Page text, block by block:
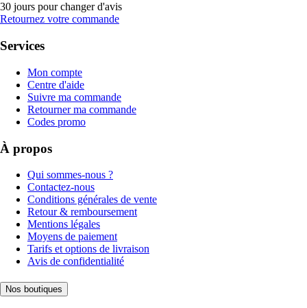
30 jours pour changer d'avis
Retournez votre commande
Services
Mon compte
Centre d'aide
Suivre ma commande
Retourner ma commande
Codes promo
À propos
Qui sommes-nous ?
Contactez-nous
Conditions générales de vente
Retour & remboursement
Mentions légales
Moyens de paiement
Tarifs et options de livraison
Avis de confidentialité
Nos boutiques